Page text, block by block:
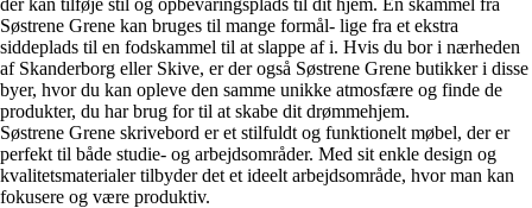
Søstrene Grene kan bruges til mange formål- lige fra et ekstra
siddeplads til en fodskammel til at slappe af i. Hvis du bor i nærheden
af Skanderborg eller Skive, er der også Søstrene Grene butikker i disse
byer, hvor du kan opleve den samme unikke atmosfære og finde de
produkter, du har brug for til at skabe dit drømmehjem.
Søstrene Grene skrivebord er et stilfuldt og funktionelt møbel, der er
perfekt til både studie- og arbejdsområder. Med sit enkle design og
kvalitetsmaterialer tilbyder det et ideelt arbejdsområde, hvor man kan
fokusere og være produktiv.